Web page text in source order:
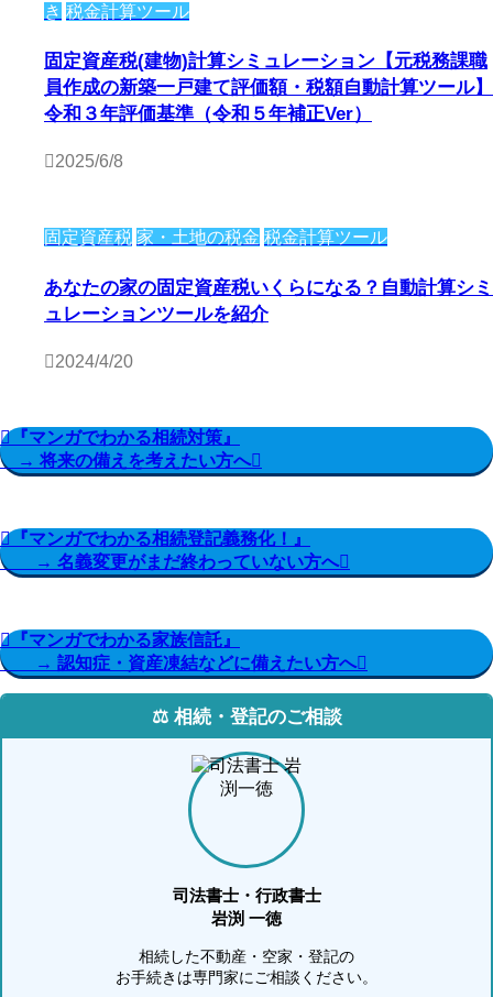
き 税金計算ツール
固定資産税(建物)計算シミュレーション【元税務課職
員作成の新築一戸建て評価額・税額自動計算ツール】
令和３年評価基準（令和５年補正Ver）
2025/6/8
固定資産税 家・土地の税金 税金計算ツール
あなたの家の固定資産税いくらになる？自動計算シミ
ュレーションツールを紹介
2024/4/20
『マンガでわかる相続対策』
→ 将来の備えを考えたい方へ
『マンガでわかる相続登記義務化！』
→ 名義変更がまだ終わっていない方へ
『マンガでわかる家族信託』
→ 認知症・資産凍結などに備えたい方へ
⚖️ 相続・登記のご相談
司法書士・行政書士
岩渕 一徳
相続した不動産・空家・登記の
お手続きは専門家にご相談ください。